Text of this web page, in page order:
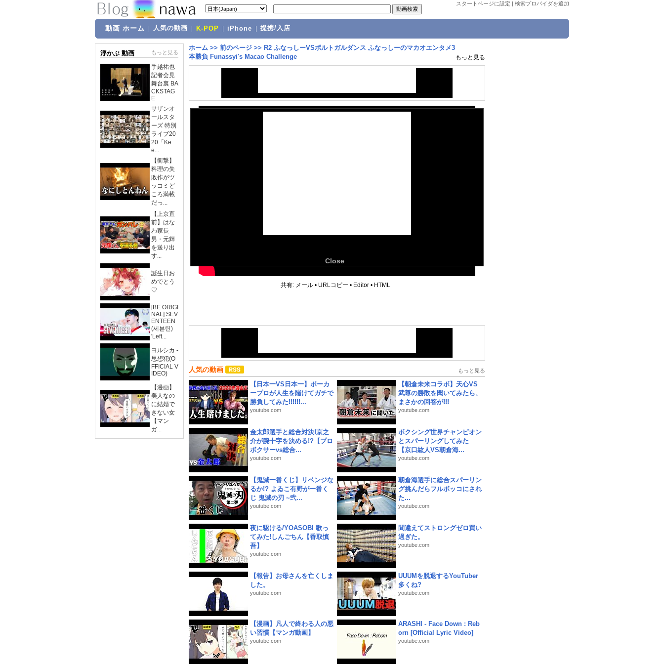
スタートページに設定 | 検索プロバイダを追加
動画 ホーム 人気の動画 K-POP iPhone 提携/入店
浮かぶ 動画 もっと見る
手越祐也
記者会見
舞台裏 BA
CKSTAG
E
サザンオ
ールスタ
ーズ 特別
ライブ20
20「Ke
e...
【衝撃】
料理の失
敗作がツ
ッコミど
ころ満載
だっ...
【上京直
前】はな
わ家長
男・元輝
を送り出
す...
誕生日お
めでとう
♡
[BE ORIGI
NAL] SEV
ENTEEN
(세븐틴)
'Left...
ヨルシカ -
思想犯(O
FFICIAL V
IDEO)
【漫画】
美人なの
に結婚で
きない女
【マン
ガ...
ホーム >> 前のページ >> R2 ふなっしーVSポルトガルダンス ふなっしーのマカオエンタメ3
本勝負 Funassyi's Macao Challenge
もっと見る
Close
共有: メール • URLコピー • Editor • HTML
人気の動画 もっと見る
【日本一VS日本一】ポーカ
ープロが人生を賭けてガチで
勝負してみた!!!!!!...
youtube.com
【朝倉未来コラボ】天心VS
武尊の勝敗を聞いてみたら、
まさかの回答が!!!
youtube.com
金太郎選手と総合対決!京之
介が腕十字を決める!?【プロ
ボクサーvs総合...
youtube.com
ボクシング世界チャンピオン
とスパーリングしてみた
【京口紘人VS朝倉海...
youtube.com
【鬼滅一番くじ】リベンジな
るか!? よゐこ有野が一番く
じ 鬼滅の刃 ~弐...
youtube.com
朝倉海選手に総合スパーリン
グ挑んだらフルボッコにされ
た...
youtube.com
夜に駆ける/YOASOBI 歌っ
てみた!しんごちん【香取慎
吾】
youtube.com
間違えてストロングゼロ買い
過ぎた。
youtube.com
【報告】お母さんを亡くしま
した。
youtube.com
UUUMを脱退するYouTuber
多くね?
youtube.com
【漫画】凡人で終わる人の悪
い習慣【マンガ動画】
youtube.com
ARASHI - Face Down : Reb
orn [Official Lyric Video]
youtube.com